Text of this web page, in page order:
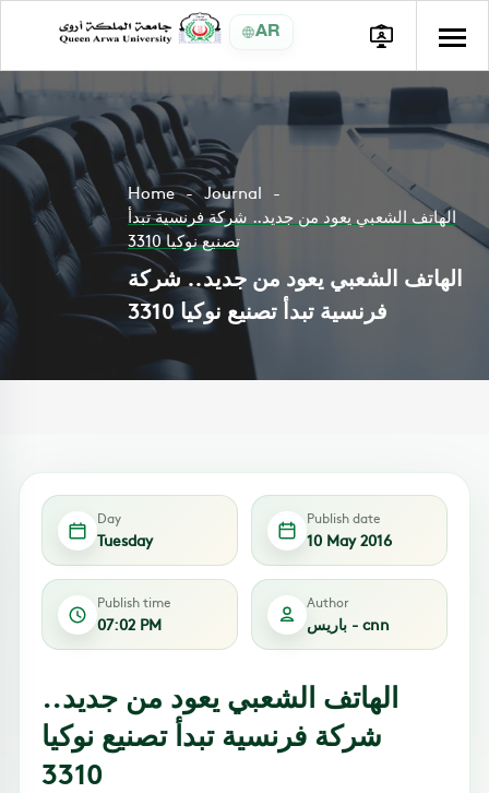
AR
Home
Journal
الهاتف الشعبي يعود من جديد.. شركة فرنسية تبدأ
تصنيع نوكيا 3310
الهاتف الشعبي يعود من جديد.. شركة
فرنسية تبدأ تصنيع نوكيا 3310
Day
Tuesday
Publish date
10 May 2016
Publish time
07:02 PM
Author
باريس - cnn
الهاتف الشعبي يعود من جديد..
شركة فرنسية تبدأ تصنيع نوكيا
3310